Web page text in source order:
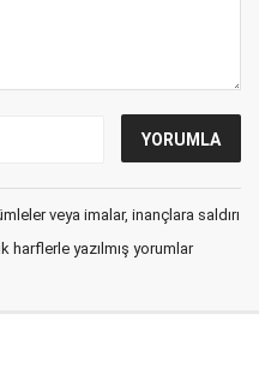
veya imalar, inançlara saldırı
harflerle yazılmış yorumlar